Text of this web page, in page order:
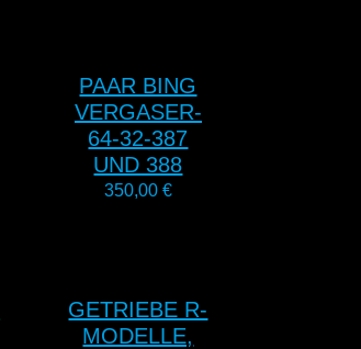
PAAR BING
VERGASER-
64-32-387
UND 388
350,00 €
GETRIEBE R-
MODELLE,